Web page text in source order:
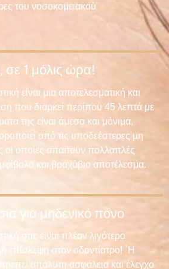
του νοσοκομειακού
σε 1 μόλις ώρα!
είναι μια αποτελεσματική και
που διαρκεί περίπου 45 λεπτά με
της είναι άμεσα και μόνιμα,
από τις υποδεέστερες μη
οι οποίες απαιτούν πολλαπλές
και βραχύβιο αποτέλεσμα.
για μηδενικό πόνο
σας είναι πλέον λιγότερο
επίσκεψη στον οδοντίατρο! `Η
απόλυτη ασφάλεια και έλεγχο